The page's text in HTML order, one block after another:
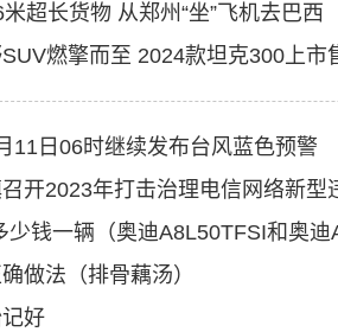
超长货物 从郑州“坐”飞机去巴西
燃擎而至 2024款坦克300上市
11日06时继续发布台风蓝色预警
开2023年打击治理电信网络新型
少钱一辆（奥迪A8L50TFSI和奥迪
做法（排骨藕汤）
好